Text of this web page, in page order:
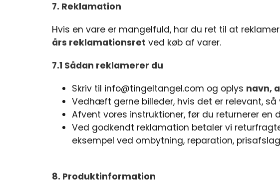
7. Reklamation
Hvis en vare er mangelfuld, har du ret til at
års reklamationsret ved køb af varer.
7.1 Sådan reklamerer du
Skriv til info@tingeltangel.com og oplys navn,
Vedhæft gerne billeder, hvis det er relevant,
Afvent vores instruktioner, før du returnerer en
Ved godkendt reklamation betaler vi
eksempel ved ombytning, reparation,
8. Produktinformation